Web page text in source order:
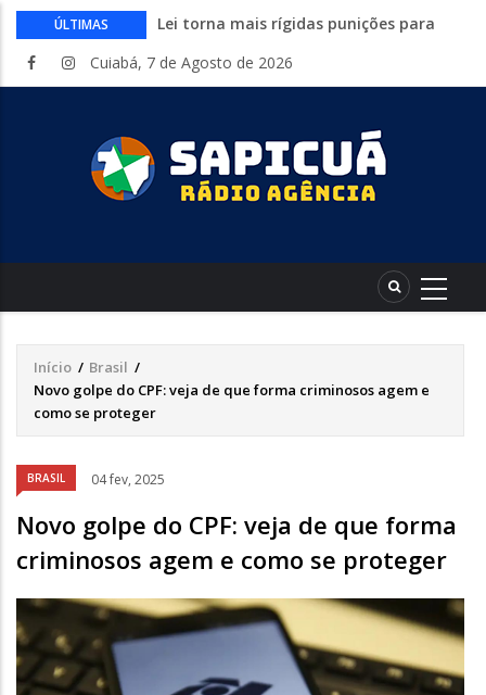
ÚLTIMAS
Lei torna mais rígidas punições para
CAIXA e iFood facilitam financiamento
Circuito Fazenda Rosa estreia na
Exposul com imersão de mulheres nas
atividades do agronegócio
Começa nesta sexta-feira em Cuiabá o
shows nacionais
Cuiabá, 7 de Agosto de 2026
Trilha
de
Início / Brasil /
Novo golpe do CPF: veja de que forma criminosos agem e
como se proteger
BRASIL 04 fev, 2025
Novo golpe do CPF: veja de que forma
criminosos agem e como se proteger
Áudio